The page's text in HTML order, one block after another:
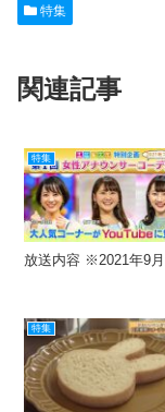
o
k
特集
関連記事
特集
放送内容 ※2021年9
特集